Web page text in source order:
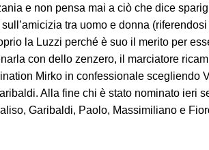
e non pensa mai a ciò che dice
tra uomo e donna
la Luzzi perché è suo il merito per
con dello zenzero, il marciatore
Mirko in confessionale scegliendo
Alla fine chi è stato nominato ieri
Garibaldi, Paolo, Massimiliano e